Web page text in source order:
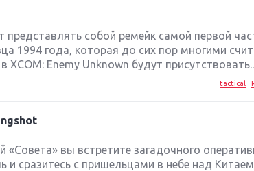
представлять собой ремейк самой первой
1994 года, которая до сих пор многими
XCOM: Enemy Unknown будут
tactical
вы встретите загадочного
и сразитесь с пришельцами в небе над